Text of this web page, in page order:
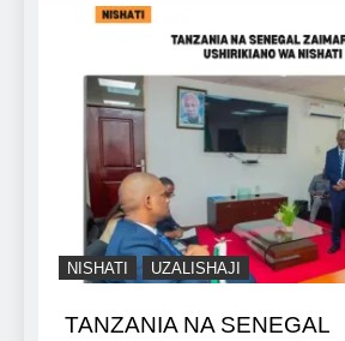
NISHATI UZALISHAJI
TANZANIA NA SENEGAL